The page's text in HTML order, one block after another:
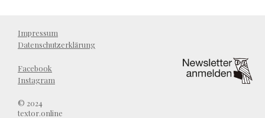
Impressum
Datenschutzerklärung
Facebook
Instagram
© 2024
textor.online